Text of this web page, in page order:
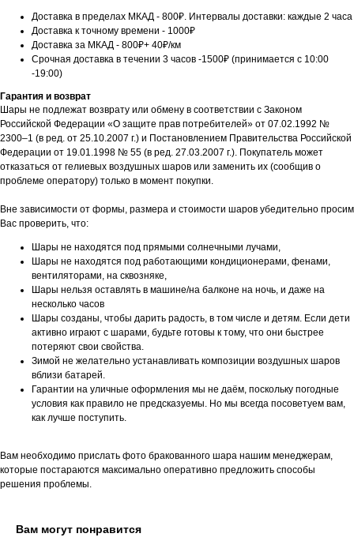
Доставка в пределах МКАД - 800₽. Интервалы доставки: каждые 2 часа
Доставка к точному времени - 1000₽
Доставка за МКАД - 800₽+ 40₽/км
Срочная доставка в течении 3 часов -1500₽ (принимается с 10:00
-19:00)
Гарантия и возврат
Шары не подлежат возврату или обмену в соответствии с Законом
Российской Федерации «О защите прав потребителей» от 07.02.1992 №
2300–1 (в ред. от 25.10.2007 г.) и Постановлением Правительства Российской
Федерации от 19.01.1998 № 55 (в ред. 27.03.2007 г.). Покупатель может
отказаться от гелиевых воздушных шаров или заменить их (сообщив о
проблеме оператору) только в момент покупки.
Вне зависимости от формы, размера и стоимости шаров убедительно просим
Вас проверить, что:
Шары не находятся под прямыми солнечными лучами,
Шары не находятся под работающими кондиционерами, фенами,
вентиляторами, на сквозняке,
Шары нельзя оставлять в машине/на балконе на ночь, и даже на
несколько часов
Шары созданы, чтобы дарить радость, в том числе и детям. Если дети
активно играют с шарами, будьте готовы к тому, что они быстрее
потеряют свои свойства.
Зимой не желательно устанавливать композиции воздушных шаров
вблизи батарей.
Гарантии на уличные оформления мы не даём, поскольку погодные
условия как правило не предсказуемы. Но мы всегда посоветуем вам,
как лучше поступить.
Вам необходимо прислать фото бракованного шара нашим менеджерам,
которые постараются максимально оперативно предложить способы
решения проблемы.
Вам могут понравится